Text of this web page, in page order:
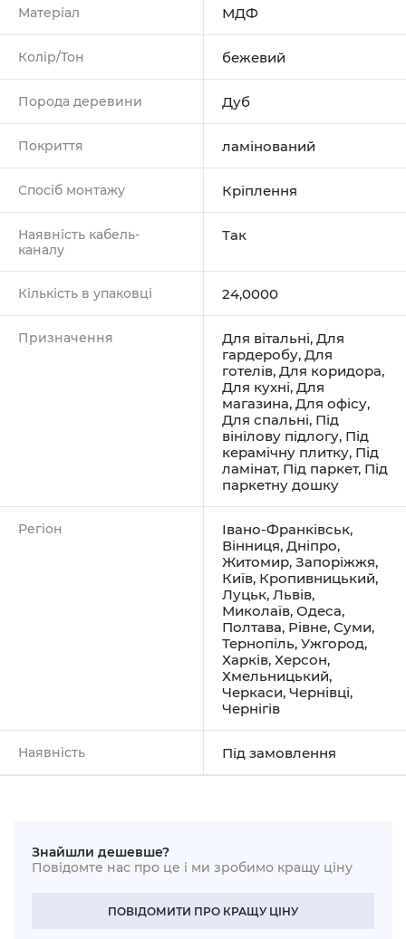
Матеріал МДФ
Колір/Тон бежевий
Порода деревини Дуб
Покриття ламінований
Спосіб монтажу Кріплення
Наявність кабель-
каналу
Так
Кількість в упаковці 24,0000
Призначення Для вітальні, Для
гардеробу, Для
готелів, Для коридора,
Для кухні, Для
магазина, Для офісу,
Для спальні, Під
вінілову підлогу, Під
керамічну плитку, Під
ламінат, Під паркет, Під
паркетну дошку
Регіон Івано-Франківськ,
Вінниця, Дніпро,
Житомир, Запоріжжя,
Київ, Кропивницький,
Луцьк, Львів,
Миколаїв, Одеса,
Полтава, Рівне, Суми,
Тернопіль, Ужгород,
Харків, Херсон,
Хмельницький,
Черкаси, Чернівці,
Чернігів
Наявність Під замовлення
Знайшли дешевше?
Повідомте нас про це і ми зробимо кращу ціну
ПОВІДОМИТИ ПРО КРАЩУ ЦІНУ